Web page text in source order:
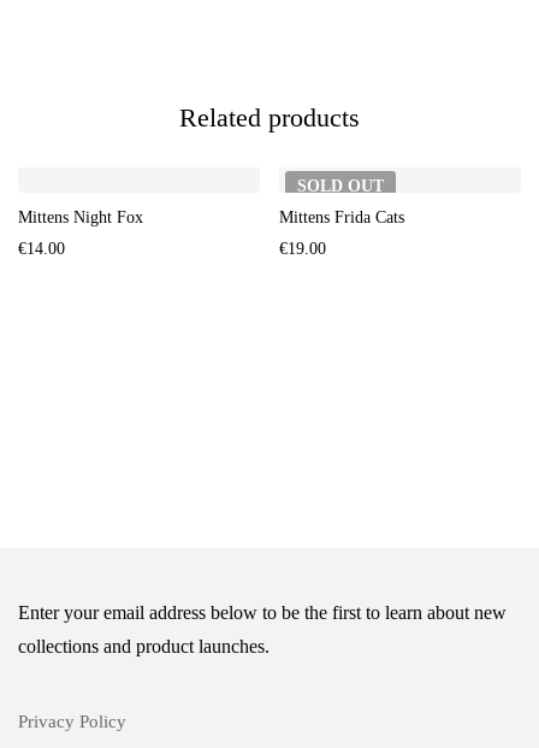
Related products
Mittens Night Fox
€14.00
SOLD OUT
Mittens Frida Cats
€19.00
Enter your email address below to be the first to learn about new
collections and product launches.
Privacy Policy